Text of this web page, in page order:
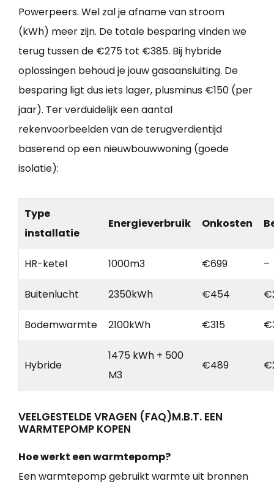
Powerpeers. Wel zal je afname van stroom
(kWh) meer zijn. De totale besparing vinden we
terug tussen de €275 tot €385. Bij hybride
oplossingen behoud je jouw gasaansluiting. De
besparing ligt dus iets lager, plusminus €150 (per
jaar). Ter verduidelijk een aantal
rekenvoorbeelden van de terugverdientijd
baserend op een nieuwbouwwoning (goede
isolatie):
Type
installatie
Energieverbruik Onkosten
HR-ketel 1000m3 €699 –
Buitenlucht 2350kWh €454
Bodemwarmte 2100kWh €315
Hybride
1475 kWh + 500
M3
€489
VEELGESTELDE VRAGEN (FAQ)M.B.T. EEN
WARMTEPOMP KOPEN
Hoe werkt een warmtepomp?
Een warmtepomp gebruikt warmte uit bronnen